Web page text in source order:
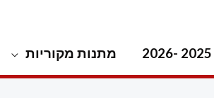
מתנות מקוריות